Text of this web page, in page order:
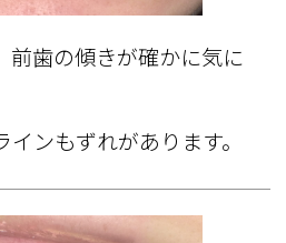
前歯の傾きが確かに気に
ンもずれがあります。